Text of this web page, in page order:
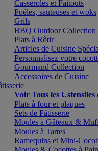
Casseroles et Faitouts
Poêles, sauteuses et woks
Grils
BBQ Outdoor Collection
Plats à Rôtir
Articles de Cuisine
Personnalisez votre
Gourmand Collection
Accessoires de Cuisine
Voir Tous les Ustensiles
Plats à four et plaques
Sets de Pâtisserie
Moules à Gâteaux &
Moules à Tartes
Ramequins et Mini-